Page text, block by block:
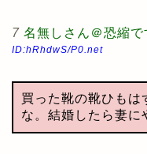
7 名無しさん＠恐縮で
ID:hRhdwS/P0.net
買った靴の靴ひもは
な。結婚したら妻に